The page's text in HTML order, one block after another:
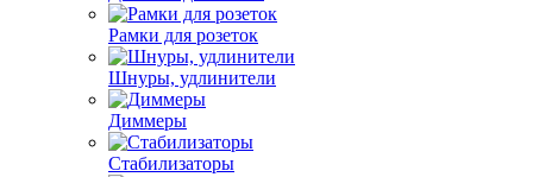
Рамки для розеток
Шнуры, удлинители
Диммеры
Стабилизаторы